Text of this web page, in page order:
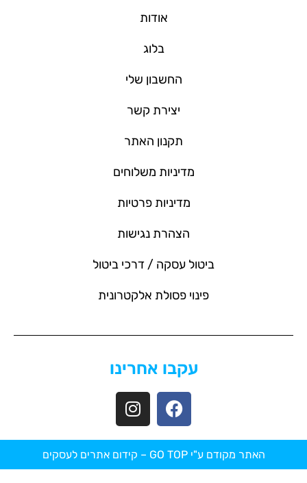
אודות
בלוג
החשבון שלי
יצירת קשר
תקנון האתר
מדיניות משלוחים
מדיניות פרטיות
הצהרת נגישות
ביטול עסקה / דרכי ביטול
פינוי פסולת אלקטרונית
עקבו אחרינו
האתר מקודם ע"י GO TOP – קידום אתרים לעסקים